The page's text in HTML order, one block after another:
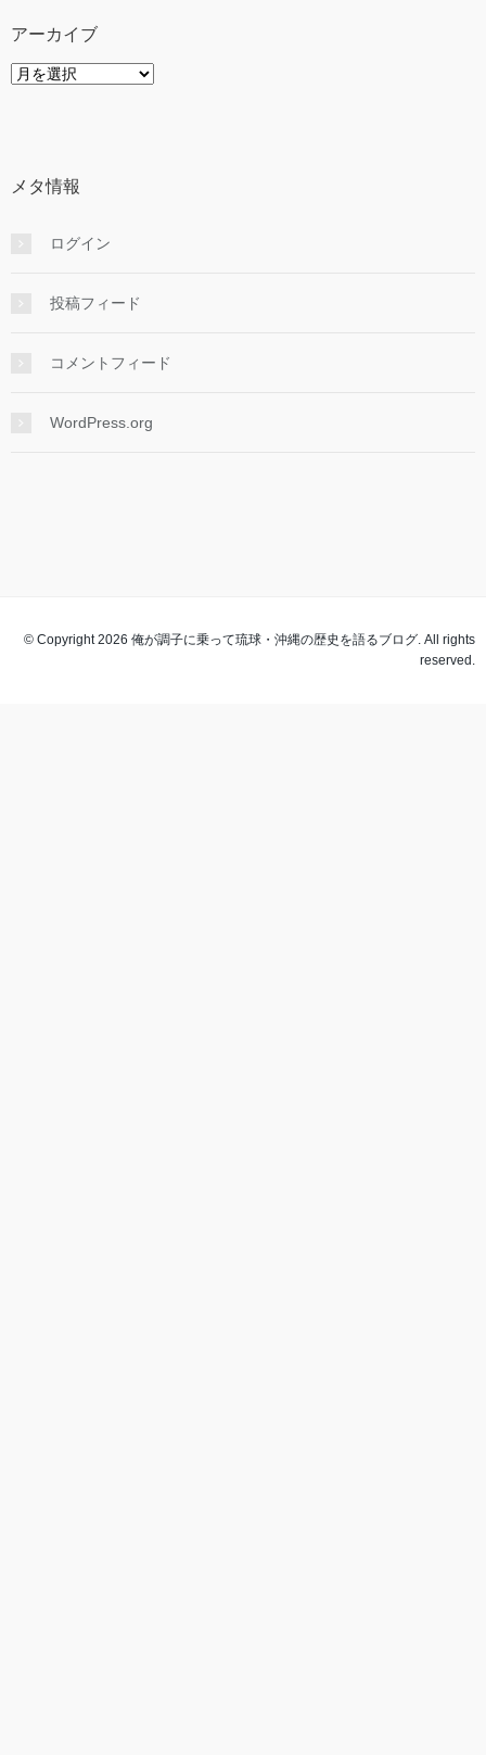
アーカイブ
ア
メタ情報
ログイン
投稿フィード
コメントフィード
WordPress.org
© Copyright 2026 俺が調子に乗って琉球・沖縄の歴史を語るブログ. All rights
reserved.